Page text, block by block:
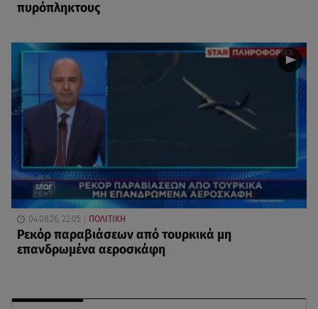
πυρόπληκτους
04.08.26, 22:05 ΠΟΛΙΤΙΚΗ
Ρεκόρ παραβιάσεων από τουρκικά μη
επανδρωμένα αεροσκάφη